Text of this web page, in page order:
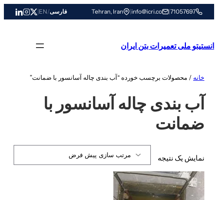
به
71057697
|
info@icri.co
|
Tehran, Iran فارسی/
EN
|
انستیتو ملی تعمیرات بتن ایران
خانه / محصولات برچسب خورده “آب بندی چاله آسانسور با ضمانت”
آب بندی چاله آسانسور با
ضمانت
نمایش یک نتیجه